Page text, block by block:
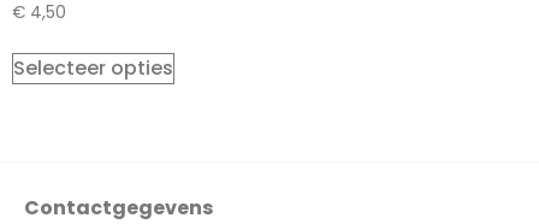
€ 4,50
Selecteer opties
Contactgegevens